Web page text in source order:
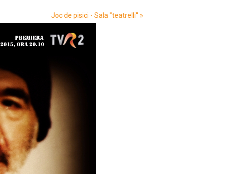
Joc de pisici - Sala "teatrelli" »